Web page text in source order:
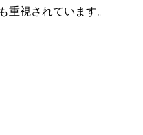
重視されています。